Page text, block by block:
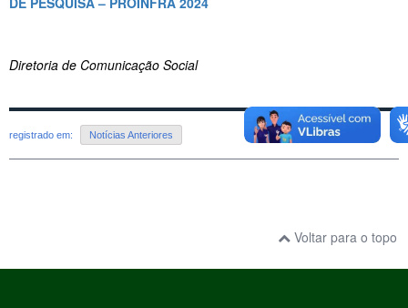
Diretoria de Comunicação Social
registrado em: Notícias Anteriores
Voltar para o topo